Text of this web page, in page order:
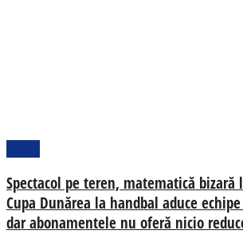
Spectacol pe teren, matematică bizară
Cupa Dunărea la handbal aduce
dar abonamentele nu oferă nicio